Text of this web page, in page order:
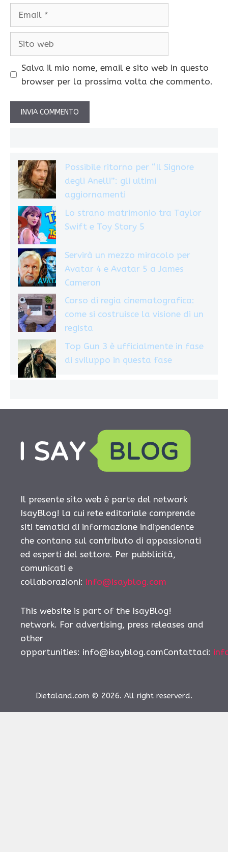
Salva il mio nome, email e sito web in questo
browser per la prossima volta che commento.
Possibile ritorno per “Il Signore
degli Anelli”: gli ultimi
aggiornamenti
Lo strano matrimonio tra Taylor
Swift e Toy Story 5
Servirà un mezzo miracolo per
Avatar 4 e Avatar 5 a James
Cameron
Corso di regia cinematografica:
come si costruisce la visione di un
regista
Top Gun 3 è ufficialmente in fase
di sviluppo in questa fase
Il presente sito web è parte del network
IsayBlog! la cui rete editoriale comprende
siti tematici di informazione indipendente
che contano sul contributo di appassionati
ed esperti del settore. Per pubblicità,
comunicati e
collaborazioni: info@isayblog.com
This website is part of the IsayBlog!
network. For advertising, press releases and
other
opportunities: info@isayblog.comContattaci:
Dietaland.com © 2026. All right reserverd.